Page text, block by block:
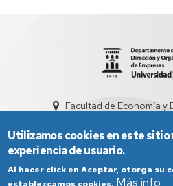
Facultad de Economía y
Utilizamos cookies en este sitio
experiencia de usuario.
Al hacer click en Aceptar, otorga su
Más info